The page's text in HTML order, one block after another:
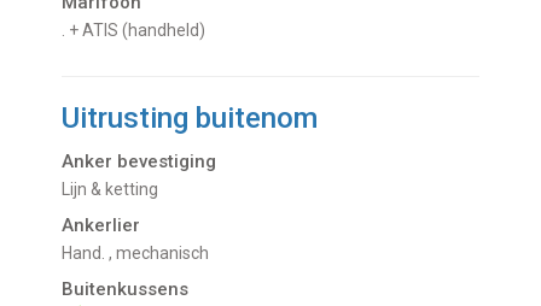
+ ATIS (handheld)
Uitrusting buitenom
Anker bevestiging
Lijn & ketting
Ankerlier
Hand., mechanisch
Buitenkussens